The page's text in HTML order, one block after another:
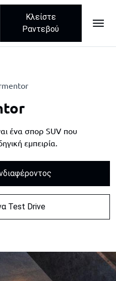
Κλείστε
Ραντεβού
ένα σπορ SUV που
εμπειρία.
Test Drive